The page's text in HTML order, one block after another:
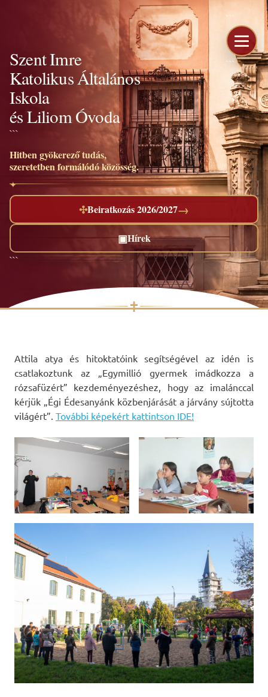
```
```
Szent Imre
Katolikus Általános
Iskola
és Liliom Óvoda
```
Hitben gyökerező tudás,
szeretetben formálódó közösség.
✣Beiratkozás 2026/2027→
▣Hírek
```
✝
contentAttila atya és hitoktatóink segítségével az idén is
csatlakoztunk az „Egymillió gyermek imádkozza a
rózsafüzért” kezdeményezéshez, hogy az imalánccal
kérjük „Égi Édesanyánk közbenjárását a járvány sújtotta
világért”. További képekért kattintson IDE!